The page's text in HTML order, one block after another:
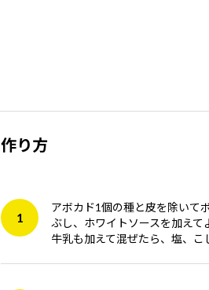
作り方
アボカド1個の種と皮を除いて
ぶし、ホワイトソースを加えて
牛乳も加えて混ぜたら、塩、こ